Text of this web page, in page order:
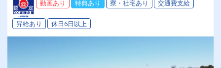
動画あり 特典あり 寮・社宅あり 交通費支給
昇給あり 休日6日以上